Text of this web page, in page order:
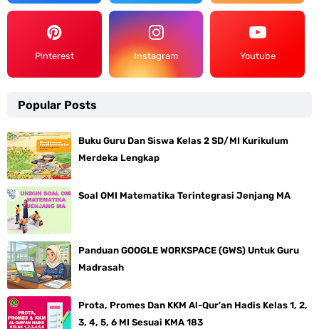
Pinterest Instagram Youtube
Popular Posts
Buku Guru Dan Siswa Kelas 2 SD/MI Kurikulum
Merdeka Lengkap
Soal OMI Matematika Terintegrasi Jenjang MA
Panduan GOOGLE WORKSPACE (GWS) Untuk Guru
Madrasah
Prota, Promes Dan KKM Al-Qur'an Hadis Kelas 1, 2,
3, 4, 5, 6 MI Sesuai KMA 183